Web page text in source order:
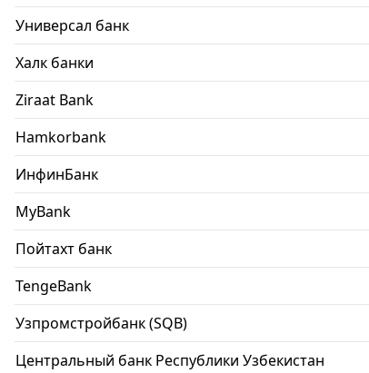
Универсал банк
Халк банки
Ziraat Bank
Hamkorbank
ИнфинБанк
MyBank
Пойтахт банк
TengeBank
Узпромстройбанк (SQB)
Центральный банк Республики Узбекистан